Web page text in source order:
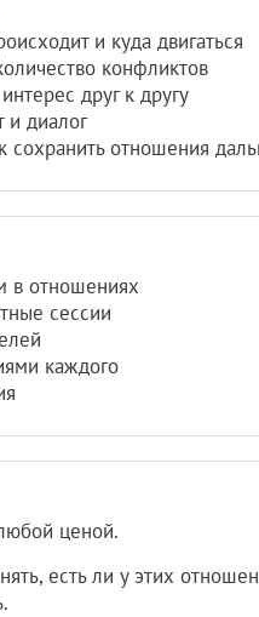
и куда двигаться
конфликтов
друг к другу
и диалог
сохранить отношения
в отношениях
сессии
каждого
ценой.
есть ли у этих